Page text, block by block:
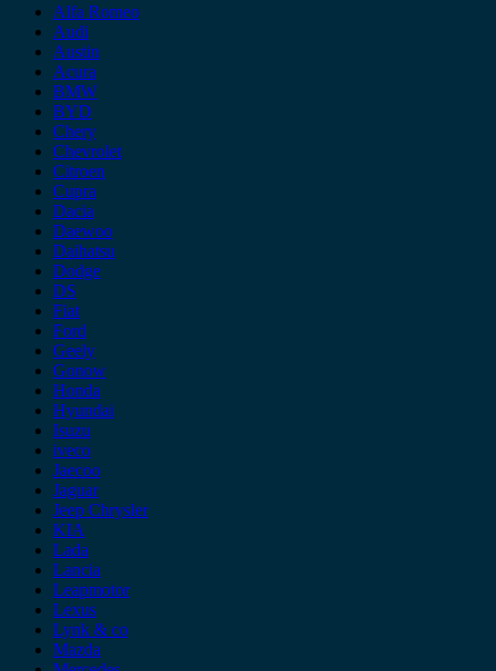
Alfa Romeo
Audi
Austin
Acura
BMW
BYD
Chery
Chevrolet
Citroen
Cupra
Dacia
Daewoo
Daihatsu
Dodge
DS
Fiat
Ford
Geely
Gonow
Honda
Hyundai
Isuzu
iveco
Jaecoo
Jaguar
Jeep Chrysler
KIA
Lada
Lancia
Leapmotor
Lexus
Lynk & co
Mazda